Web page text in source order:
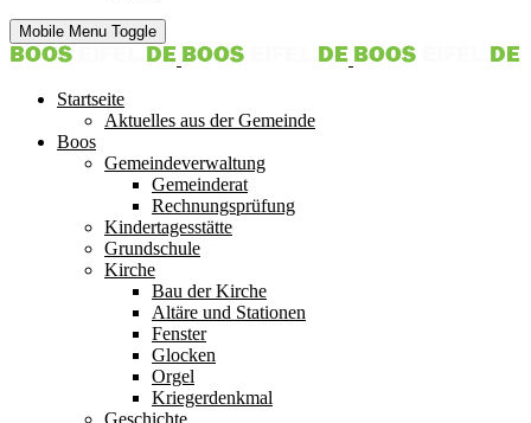
Mobile Menu Toggle
Startseite
Aktuelles aus der Gemeinde
Boos
Gemeindeverwaltung
Gemeinderat
Rechnungsprüfung
Kindertagesstätte
Grundschule
Kirche
Bau der Kirche
Altäre und Stationen
Fenster
Glocken
Orgel
Kriegerdenkmal
Geschichte